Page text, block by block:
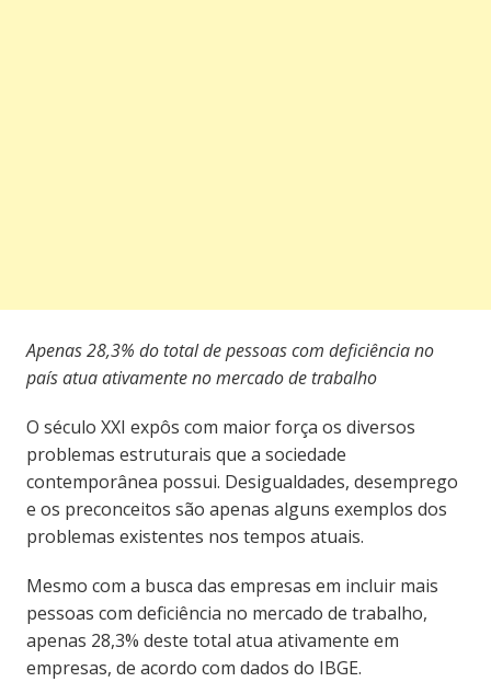
Apenas 28,3% do total de pessoas com deficiência no
país atua ativamente no mercado de trabalho
O século XXI expôs com maior força os diversos
problemas estruturais que a sociedade
contemporânea possui. Desigualdades, desemprego
e os preconceitos são apenas alguns exemplos dos
problemas existentes nos tempos atuais.
Mesmo com a busca das empresas em incluir mais
pessoas com deficiência no mercado de trabalho,
apenas 28,3% deste total atua ativamente em
empresas, de acordo com dados do IBGE.